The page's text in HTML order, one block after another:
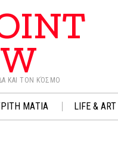
ΚΑΙ ΤΟΝ ΚΌΣΜΟ
ΜΑΤΙΑ LIFE & ART